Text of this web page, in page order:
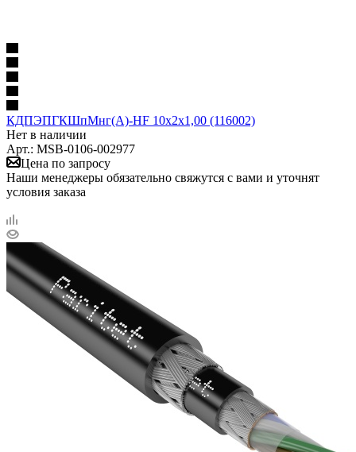
КДПЭПГКШпМнг(А)-HF 10х2х1,00 (116002)
Нет в наличии
Арт.: MSB-0106-002977
Цена по запросу
Наши менеджеры обязательно свяжутся с вами и уточнят
условия заказа